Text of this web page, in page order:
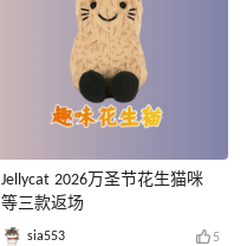
Jellycat 2026万圣节花生猫咪
等三款返场
sia553 5